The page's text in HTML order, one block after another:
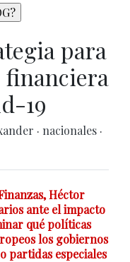
para
19
· nacionales ·
Héctor
ante el impacto
qué políticas
los gobiernos
partidas especiales